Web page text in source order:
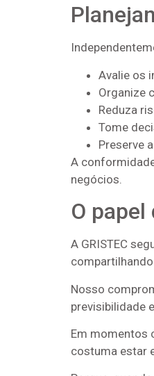
Avalie os
Organize
Reduza
Tome
Preserve
A
negócios.
O papel
A GRISTEC
Nosso
previsibilidade
Em momentos
costuma estar